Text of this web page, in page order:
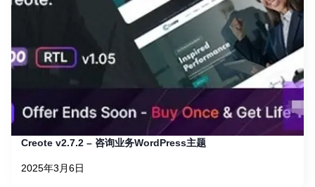
Creote v2.7.2 – 咨询业务WordPress主题
2025年3月6日